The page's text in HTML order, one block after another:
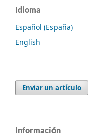
Idioma
Español (España)
English
Enviar un artículo
Información